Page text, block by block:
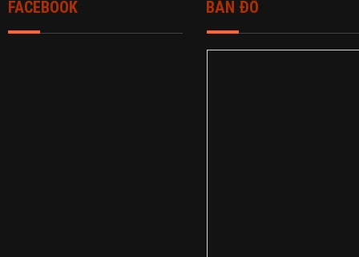
FACEBOOK BẢN ĐỒ